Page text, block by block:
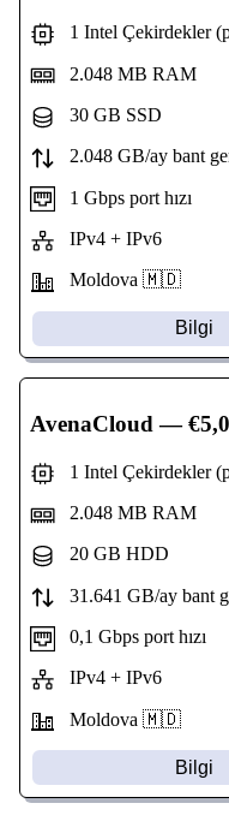
1 Intel Çekirdekler
2.048 MB RAM
30 GB SSD
2.048 GB/ay bant
1 Gbps port hızı
IPv4 + IPv6
Moldova 🇲🇩
Bilgi
AvenaCloud—
1 Intel Çekirdekler
2.048 MB RAM
20 GB HDD
31.641 GB/ay bant
0,1 Gbps port hızı
IPv4 + IPv6
Moldova 🇲🇩
Bilgi